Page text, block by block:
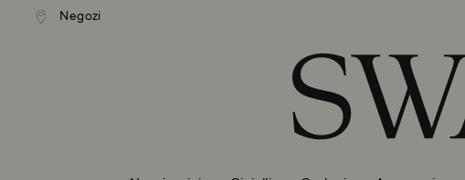
Accesskeys list
Negozi
standard gratuita
superiori a 110 CHF